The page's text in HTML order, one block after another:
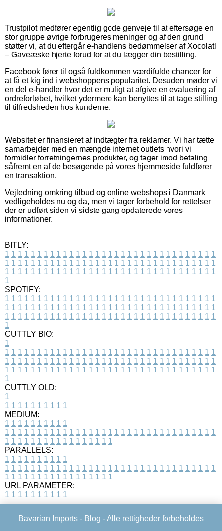
Trustpilot medfører egentlig gode genveje til at eftersøge en
stor gruppe øvrige forbrugeres meninger og af den grund
støtter vi, at du eftergår e-handlens bedømmelser af Xocolatl
– Gaveæske hjerte forud for at du lægger din bestilling.
Facebook fører til også fuldkommen værdifulde chancer for
at få et kig ind i webshoppens popularitet. Desuden møder vi
en del e-handler hvor det er muligt at afgive en evaluering af
ordreforløbet, hvilket ydermere kan benyttes til at tage stilling
til tilfredsheden hos kunderne.
Websitet er finansieret af indtægter fra reklamer. Vi har tætte
samarbejder med en mængde internet outlets hvori vi
formidler forretningernes produkter, og tager imod betaling
såfremt en af de besøgende på vores hjemmeside fuldfører
en transaktion.
Vejledning omkring tilbud og online webshops i Danmark
vedligeholdes nu og da, men vi tager forbehold for rettelser
der er udført siden vi sidste gang opdaterede vores
informationer.
BITLY:
1 1 1 1 1 1 1 1 1 1 1 1 1 1 1 1 1 1 1 1 1 1 1 1 1 1 1 1 1 1 1 1 1
1 1 1 1 1 1 1 1 1 1 1 1 1 1 1 1 1 1 1 1 1 1 1 1 1 1 1 1 1 1 1 1 1
1 1 1 1 1 1 1 1 1 1 1 1 1 1 1 1 1 1 1 1 1 1 1 1 1 1 1 1 1 1 1 1 1
1
SPOTIFY:
1 1 1 1 1 1 1 1 1 1 1 1 1 1 1 1 1 1 1 1 1 1 1 1 1 1 1 1 1 1 1 1 1
1 1 1 1 1 1 1 1 1 1 1 1 1 1 1 1 1 1 1 1 1 1 1 1 1 1 1 1 1 1 1 1 1
1 1 1 1 1 1 1 1 1 1 1 1 1 1 1 1 1 1 1 1 1 1 1 1 1 1 1 1 1 1 1 1 1
1
CUTTLY BIO:
1
1 1 1 1 1 1 1 1 1 1 1 1 1 1 1 1 1 1 1 1 1 1 1 1 1 1 1 1 1 1 1 1 1
1 1 1 1 1 1 1 1 1 1 1 1 1 1 1 1 1 1 1 1 1 1 1 1 1 1 1 1 1 1 1 1 1
1 1 1 1 1 1 1 1 1 1 1 1 1 1 1 1 1 1 1 1 1 1 1 1 1 1 1 1 1 1 1 1 1
1
CUTTLY OLD:
1
1 1 1 1 1 1 1 1 1 1
MEDIUM:
1 1 1 1 1 1 1 1 1 1
1 1 1 1 1 1 1 1 1 1 1 1 1 1 1 1 1 1 1 1 1 1 1 1 1 1 1 1 1 1 1 1 1
1 1 1 1 1 1 1 1 1 1 1 1 1 1 1 1 1
PARALLELS:
1 1 1 1 1 1 1 1 1 1
1 1 1 1 1 1 1 1 1 1 1 1 1 1 1 1 1 1 1 1 1 1 1 1 1 1 1 1 1 1 1 1 1
1 1 1 1 1 1 1 1 1 1 1 1 1 1 1 1 1
URL PARAMETER:
1 1 1 1 1 1 1 1 1 1
Bavarian Imports - Blog - Alle rettigheder forbeholdes